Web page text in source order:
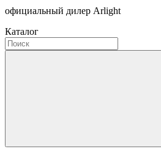
официальный дилер Arlight
Каталог